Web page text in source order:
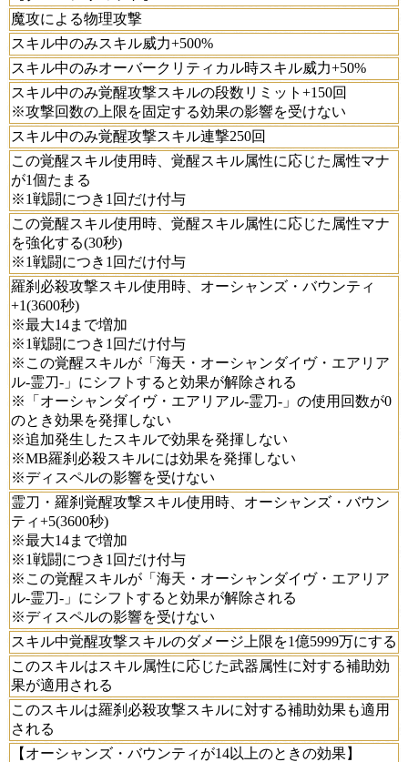
魔攻による物理攻撃
スキル中のみスキル威力+500%
スキル中のみオーバークリティカル時スキル威力+50%
スキル中のみ覚醒攻撃スキルの段数リミット+150回
※攻撃回数の上限を固定する効果の影響を受けない
スキル中のみ覚醒攻撃スキル連撃250回
この覚醒スキル使用時、覚醒スキル属性に応じた属性マナ
が1個たまる
※1戦闘につき1回だけ付与
この覚醒スキル使用時、覚醒スキル属性に応じた属性マナ
を強化する(30秒)
※1戦闘につき1回だけ付与
羅刹必殺攻撃スキル使用時、オーシャンズ・バウンティ
+1(3600秒)
※最大14まで増加
※1戦闘につき1回だけ付与
※この覚醒スキルが「海天・オーシャンダイヴ・エアリア
ル-霊刀-」にシフトすると効果が解除される
※「オーシャンダイヴ・エアリアル-霊刀-」の使用回数が0
のとき効果を発揮しない
※追加発生したスキルで効果を発揮しない
※MB羅刹必殺スキルには効果を発揮しない
※ディスペルの影響を受けない
霊刀・羅刹覚醒攻撃スキル使用時、オーシャンズ・バウン
ティ+5(3600秒)
※最大14まで増加
※1戦闘につき1回だけ付与
※この覚醒スキルが「海天・オーシャンダイヴ・エアリア
ル-霊刀-」にシフトすると効果が解除される
※ディスペルの影響を受けない
スキル中覚醒攻撃スキルのダメージ上限を1億5999万にする
このスキルはスキル属性に応じた武器属性に対する補助効
果が適用される
このスキルは羅刹必殺攻撃スキルに対する補助効果も適用
される
【オーシャンズ・バウンティが14以上のときの効果】